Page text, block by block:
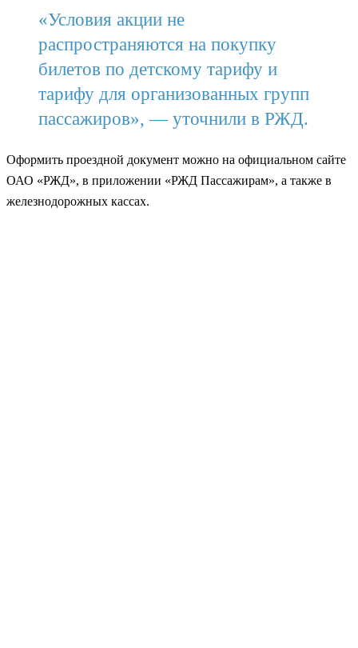
«Условия акции не
распространяются на покупку
билетов по детскому тарифу и
тарифу для организованных групп
пассажиров», — уточнили в РЖД.
Оформить проездной документ можно на официальном сайте
ОАО «РЖД», в приложении «РЖД Пассажирам», а также в
железнодорожных кассах.